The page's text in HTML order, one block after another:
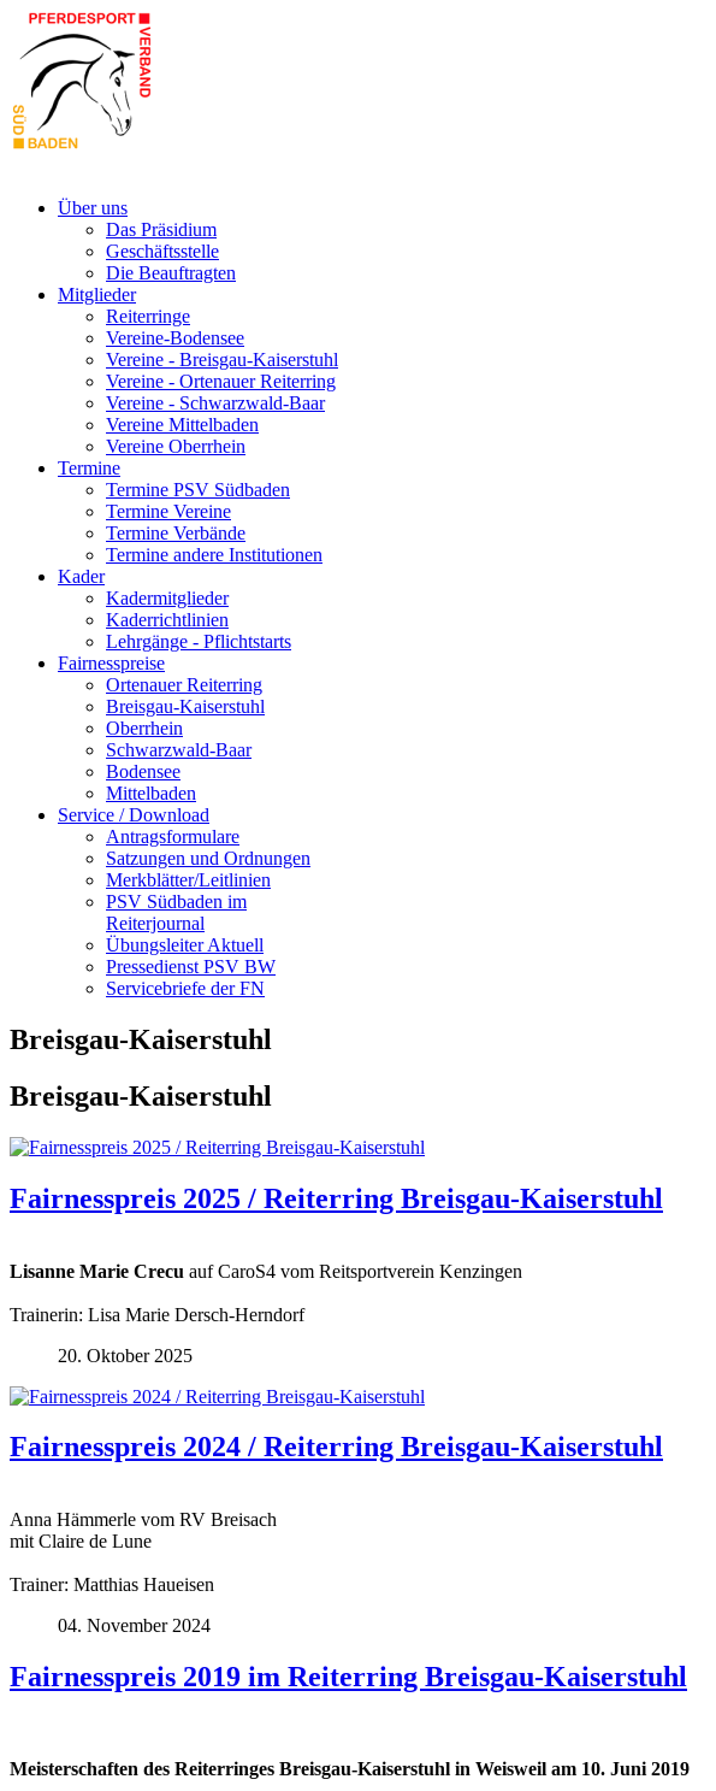
Über uns
Das Präsidium
Geschäftsstelle
Die Beauftragten
Mitglieder
Reiterringe
Vereine-Bodensee
Vereine - Breisgau-Kaiserstuhl
Vereine - Ortenauer Reiterring
Vereine - Schwarzwald-Baar
Vereine Mittelbaden
Vereine Oberrhein
Termine
Termine PSV Südbaden
Termine Vereine
Termine Verbände
Termine andere Institutionen
Kader
Kadermitglieder
Kaderrichtlinien
Lehrgänge - Pflichtstarts
Fairnesspreise
Ortenauer Reiterring
Breisgau-Kaiserstuhl
Oberrhein
Schwarzwald-Baar
Bodensee
Mittelbaden
Service / Download
Antragsformulare
Satzungen und Ordnungen
Merkblätter/Leitlinien
PSV Südbaden im
Reiterjournal
Übungsleiter Aktuell
Pressedienst PSV BW
Servicebriefe der FN
Breisgau-Kaiserstuhl
Breisgau-Kaiserstuhl
Fairnesspreis 2025 / Reiterring Breisgau-Kaiserstuhl
Lisanne Marie Crecu auf CaroS4 vom Reitsportverein Kenzingen
Trainerin: Lisa Marie Dersch-Herndorf
20. Oktober 2025
Fairnesspreis 2024 / Reiterring Breisgau-Kaiserstuhl
Anna Hämmerle vom RV Breisach
mit Claire de Lune
Trainer: Matthias Haueisen
04. November 2024
Fairnesspreis 2019 im Reiterring Breisgau-Kaiserstuhl
Meisterschaften des Reiterringes Breisgau-Kaiserstuhl in Weisweil am 10. Juni 2019